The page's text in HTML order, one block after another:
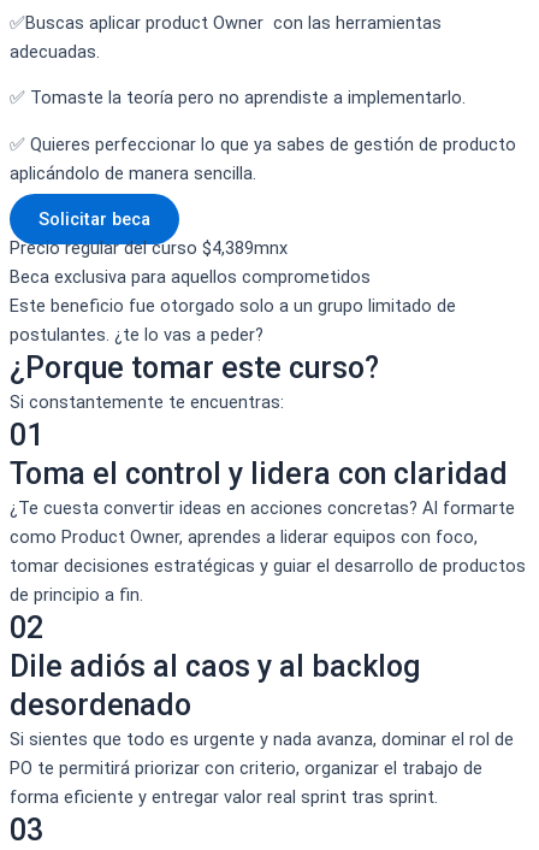
✅Buscas aplicar product Owner con las herramientas
adecuadas.
✅ Tomaste la teoría pero no aprendiste a implementarlo.
✅ Quieres perfeccionar lo que ya sabes de gestión de producto
aplicándolo de manera sencilla.
Solicitar beca
Precio regular del curso $4,389mnx
Beca exclusiva para aquellos comprometidos
Este beneficio fue otorgado solo a un grupo limitado de
postulantes. ¿te lo vas a peder?
¿Porque tomar este curso?
Si constantemente te encuentras:
01
Toma el control y lidera con claridad
¿Te cuesta convertir ideas en acciones concretas? Al formarte
como Product Owner, aprendes a liderar equipos con foco,
tomar decisiones estratégicas y guiar el desarrollo de productos
de principio a fin.
02
Dile adiós al caos y al backlog
desordenado
Si sientes que todo es urgente y nada avanza, dominar el rol de
PO te permitirá priorizar con criterio, organizar el trabajo de
forma eficiente y entregar valor real sprint tras sprint.
03